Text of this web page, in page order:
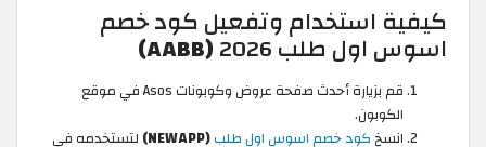
كيفية استخدام وتفعيل كود خصم
اسوس اول طلب 2026 (AABB)
قم بزيارة أحدث صفحة عروض وكوبونات Asos في موقع
الكوبون.
انسخ كود خصم اسوس اول طلب(NEWAPP) لتستخدمه في